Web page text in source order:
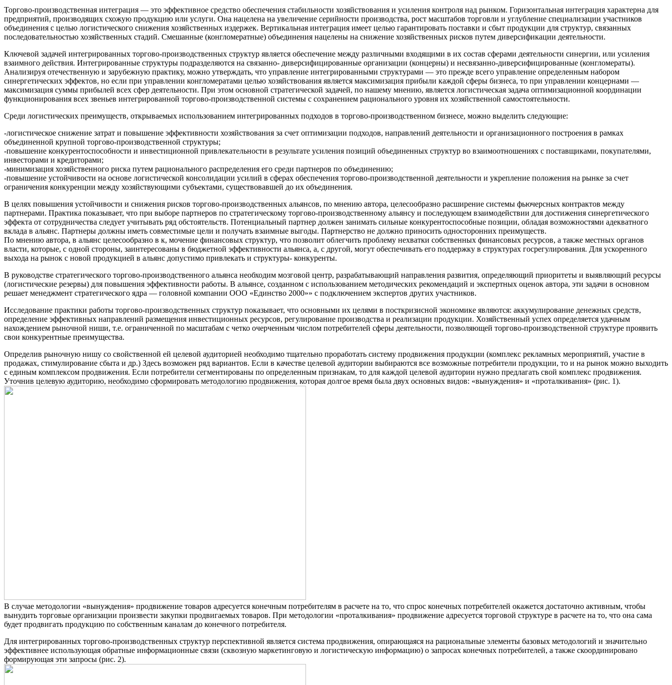
Торгово-производственная интеграция — это эффективное средство обеспечения стабильности хозяйствования и усиления контроля над рынком. Горизонтальная интеграция характерна для
предприятий, производящих схожую продукцию или услуги. Она нацелена на увеличение серийности производства, рост масштабов торговли и углубление специализации участников
объединения с целью логистического снижения хозяйственных издержек. Вертикальная интеграция имеет целью гарантировать поставки и сбыт продукции для структур, связанных
последовательностью хозяйственных стадий. Смешанные (конгломератные) объединения нацелены на снижение хозяйственных рисков путем диверсификации деятельности.
Ключевой задачей интегрированных торгово-производственных структур является обеспечение между различными входящими в их состав сферами деятельности синергии, или усиления
взаимного действия. Интегрированные структуры подразделяются на связанно- диверсифицированные организации (концерны) и несвязанно-диверсифицированные (конгломераты).
Анализируя отечественную и зарубежную практику, можно утверждать, что управление интегрированными структурами — это прежде всего управление определенным набором
синергетических эффектов, но если при управлении конгломератами целью хозяйствования является максимизация прибыли каждой сферы бизнеса, то при управлении концернами —
максимизация суммы прибылей всех сфер деятельности. При этом основной стратегической задачей, по нашему мнению, является логистическая задача оптимизационной координации
функционирования всех звеньев интегрированной торгово-производственной системы с сохранением рационального уровня их хозяйственной самостоятельности.
Среди логистических преимуществ, открываемых использованием интегрированных подходов в торгово-производственном бизнесе, можно выделить следующие:
-логистическое снижение затрат и повышение эффективности хозяйствования за счет оптимизации подходов, направлений деятельности и организационного построения в рамках
объединенной крупной торгово-производственной структуры;
-повышение конкурентоспособности и инвестиционной привлекательности в результате усиления позиций объединенных структур во взаимоотношениях с поставщиками, покупателями,
инвесторами и кредиторами;
-минимизация хозяйственного риска путем рационального распределения его среди партнеров по объединению;
-повышение устойчивости на основе логистической консолидации усилий в сферах обеспечения торгово-производственной деятельности и укрепление положения на рынке за счет
ограничения конкуренции между хозяйствующими субъектами, существовавшей до их объединения.
В целях повышения устойчивости и снижения рисков торгово-производственных альянсов, по мнению автора, целесообразно расширение системы фьючерсных контрактов между
партнерами. Практика показывает, что при выборе партнеров по стратегическому торгово-производственному альянсу и последующем взаимодействии для достижения синергетического
эффекта от сотрудничества следует учитывать ряд обстоятельств. Потенциальный партнер должен занимать сильные конкурентоспособные позиции, обладая возможностями адекватного
вклада в альянс. Партнеры должны иметь совместимые цели и получать взаимные выгоды. Партнерство не должно приносить односторонних преимуществ.
По мнению автора, в альянс целесообразно в к, мочение финансовых структур, что позволит облегчить проблему нехватки собственных финансовых ресурсов, а также местных органов
власти, которые, с одной стороны, заинтересованы в бюджетной эффективности альянса, а, с другой, могут обеспечивать его поддержку в структурах госрегулирования. Для ускоренного
выхода на рынок с новой продукцией в альянс допустимо привлекать и структуры- конкуренты.
В руководстве стратегического торгово-производственного альянса необходим мозговой центр, разрабатывающий направления развития, определяющий приоритеты и выявляющий ресурсы
(логистические резервы) для повышения эффективности работы. В альянсе, созданном с использованием методических рекомендаций и экспертных оценок автора, эти задачи в основном
решает менеджмент стратегического ядра — головной компании ООО «Единство 2000»» с подключением экспертов других участников.
Исследование практики работы торгово-производственных структур показывает, что основными их целями в посткризисной экономике являются: аккумулирование денежных средств,
определение эффективных направлений размещения инвестиционных ресурсов, регулирование производства и реализации продукции. Хозяйственный успех определяется удачным
нахождением рыночной ниши, т.е. ограниченной по масштабам с четко очерченным числом потребителей сферы деятельности, позволяющей торгово-производственной структуре проявить
свои конкурентные преимущества.
Определив рыночную нишу со свойственной ей целевой аудиторией необходимо тщательно проработать систему продвижения продукции (комплекс рекламных мероприятий, участие в
продажах, стимулирование сбыта и др.) Здесь возможен ряд вариантов. Если в качестве целевой аудитории выбираются все возможные потребители продукции, то и на рынок можно выходить
с единым комплексом продвижения. Если потребители сегментированы по определенным признакам, то для каждой целевой аудитории нужно предлагать свой комплекс продвижения.
Уточнив целевую аудиторию, необходимо сформировать методологию продвижения, которая долгое время была двух основных видов: «вынуждения» и «проталкивания» (рис. 1).
В случае методологии «вынуждения» продвижение товаров адресуется конечным потребителям в расчете на то, что спрос конечных потребителей окажется достаточно активным, чтобы
вынудить торговые организации произвести закупки продвигаемых товаров. При методологии «проталкивания» продвижение адресуется торговой структуре в расчете на то, что она сама
будет продвигать продукцию по собственным каналам до конечного потребителя.
Для интегрированных торгово-производственных структур перспективной является система продвижения, опирающаяся на рациональные элементы базовых методологий и значительно
эффективнее использующая обратные информационные связи (сквозную маркетинговую и логистическую информацию) о запросах конечных потребителей, а также скоординировано
формирующая эти запросы (рис. 2).